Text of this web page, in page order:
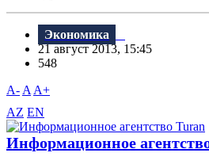
Экономика
21 август 2013, 15:45
548
A- A A+
AZ EN
Информационное